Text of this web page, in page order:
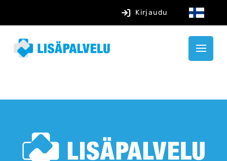
Kirjaudu